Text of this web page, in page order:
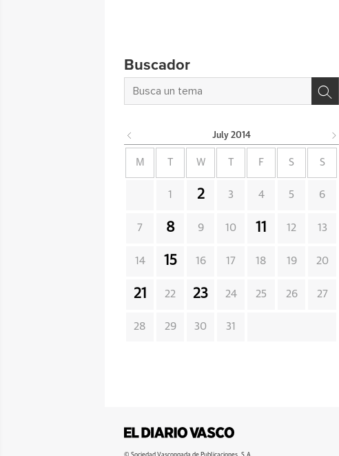
Buscador
July 2014
M W F S S
1 2 3 4 5 6
7 8 9 10 11 12 13
14 15 16 17 18 19 20
21 22 23 24 25 26 27
28 29 30 31